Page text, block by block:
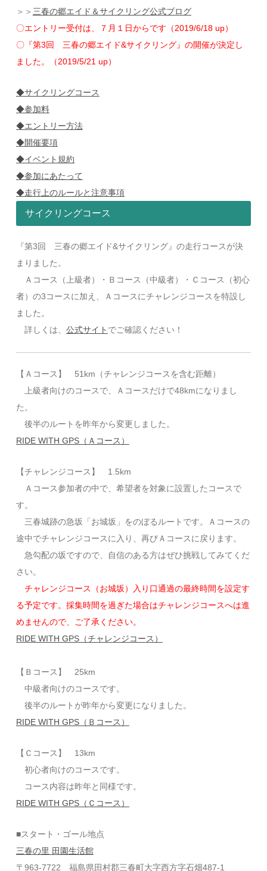
＞＞ 三春の郷エイド＆サイクリング公式ブログ
〇エントリー受付は、７月１日からです（2019/6/18 up）
〇『第3回 三春の郷エイド&サイクリング』の開催が決定し
ました。（2019/5/21 up）
◆サイクリングコース
◆参加料
◆エントリー方法
◆開催要項
◆イベント規約
◆参加にあたって
◆走行上のルールと注意事項
サイクリングコース
『第3回 三春の郷エイド&サイクリング』の走行コースが決
まりました。
Ａコース（上級者）・Ｂコース（中級者）・Ｃコース（初心
者）の3コースに加え、Ａコースにチャレンジコースを特設し
ました。
詳しくは、 公式サイト でご確認ください！
【Ａコース】 51km（チャレンジコースを含む距離）
上級者向けのコースで、Ａコースだけで48kmになりまし
た。
後半のルートを昨年から変更しました。
RIDE WITH GPS（Ａコース）
【チャレンジコース】 1.5km
Ａコース参加者の中で、希望者を対象に設置したコースで
す。
三春城跡の急坂「お城坂」をのぼるルートです。Ａコースの
途中でチャレンジコースに入り、再びＡコースに戻ります。
急勾配の坂ですので、自信のある方はぜひ挑戦してみてくだ
さい。
チャレンジコース（お城坂）入り口通過の最終時間を設定す
る予定です。採集時間を過ぎた場合はチャレンジコースへは進
めませんので、ご了承ください。
RIDE WITH GPS（チャレンジコース）
【Ｂコース】 25km
中級者向けのコースです。
後半のルートが昨年から変更になりました。
RIDE WITH GPS（Ｂコース）
【Ｃコース】 13km
初心者向けのコースです。
コース内容は昨年と同様です。
RIDE WITH GPS（Ｃコース）
■スタート・ゴール地点
三春の里 田園生活館
〒963-7722 福島県田村郡三春町大字西方字石畑487-1